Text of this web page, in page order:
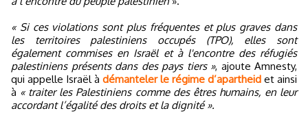
« Si ces violations sont plus fréquentes et plus graves dans
les territoires palestiniens occupés (TPO), elles sont
également commises en Israël et à l'encontre des réfugiés
palestiniens présents dans des pays tiers », ajoute Amnesty,
qui appelle Israël à démanteler le régime d’apartheid et ainsi
à « traiter les Palestiniens comme des êtres humains, en leur
accordant l’égalité des droits et la dignité ».